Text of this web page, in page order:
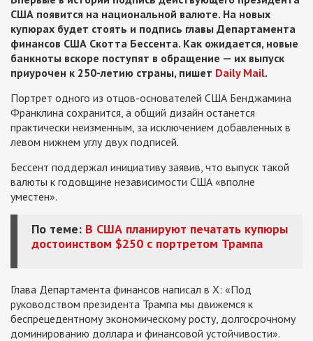
США появится на национальной валюте. На новых
купюрах будет стоять и подпись главы Департамента
финансов США Скотта Бессента. Как ожидается, новые
банкноты вскоре поступят в обращение — их выпуск
приурочен к 250-летию страны, пишет Daily Mail.
Портрет одного из отцов-основателей США Бенджамина
Франклина сохранится, а общий дизайн останется
практически неизменным, за исключением добавленных в
левом нижнем углу двух подписей.
Бессент поддержал инициативу заявив, что выпуск такой
валюты к годовщине независимости США «вполне
уместен».
По теме: В США планируют печатать купюры
достоинством $250 с портретом Трампа
Глава Департамента финансов написал в X: «Под
руководством президента Трампа мы движемся к
беспрецедентному экономическому росту, долгосрочному
доминированию доллара и финансовой устойчивости».